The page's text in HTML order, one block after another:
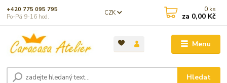
Menu
CZK
Hledat
+420 775 095 795
Po-Pá 9-16 hod.
0 ks
za 0,00 Kč